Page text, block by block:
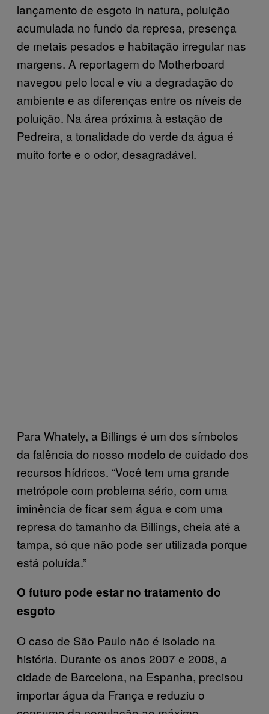
lançamento de esgoto in natura, poluição
acumulada no fundo da represa, presença
de metais pesados e habitação irregular nas
margens. A reportagem do Motherboard
navegou pelo local e viu a degradação do
ambiente e as diferenças entre os níveis de
poluição. Na área próxima à estação de
Pedreira, a tonalidade do verde da água é
muito forte e o odor, desagradável.
Para Whately, a Billings é um dos símbolos
da falência do nosso modelo de cuidado dos
recursos hídricos. “Você tem uma grande
metrópole com problema sério, com uma
iminência de ficar sem água e com uma
represa do tamanho da Billings, cheia até a
tampa, só que não pode ser utilizada porque
está poluída.”
O futuro pode estar no tratamento do
esgoto
O caso de São Paulo não é isolado na
história. Durante os anos 2007 e 2008, a
cidade de Barcelona, na Espanha, precisou
importar água da França e reduziu o